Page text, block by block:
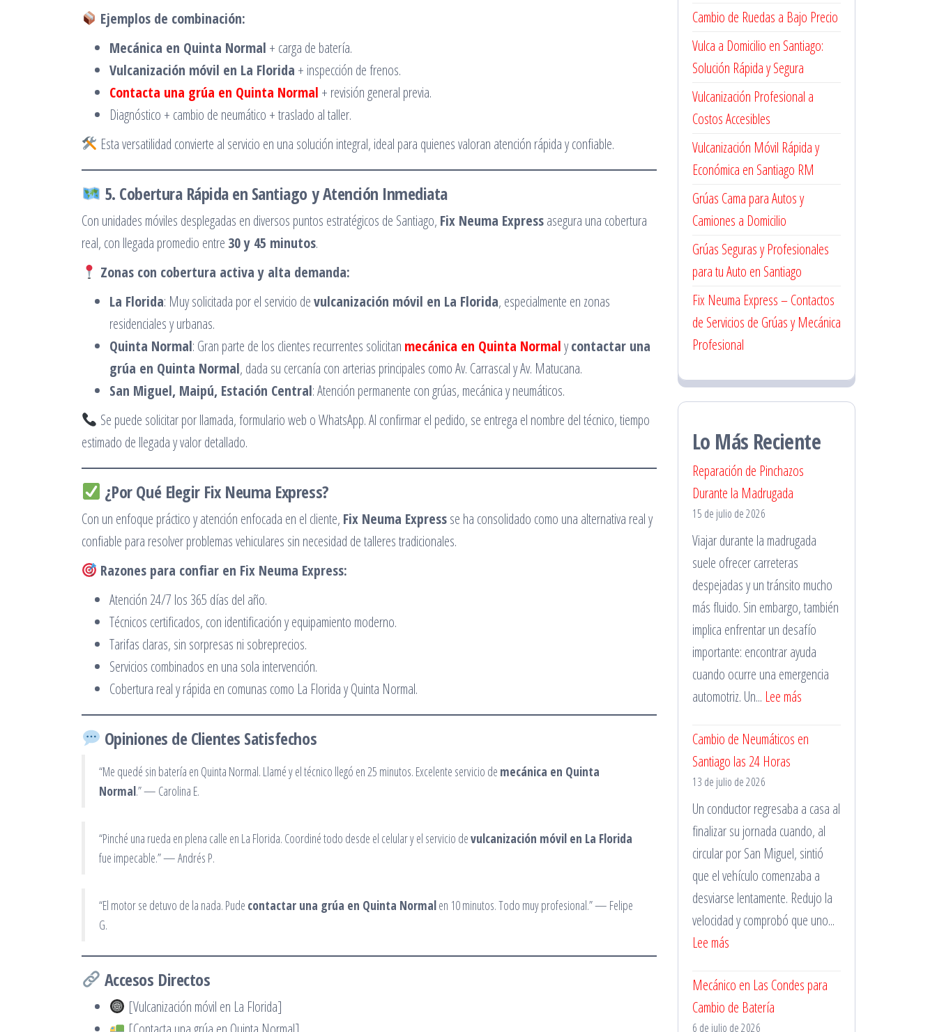
Ejemplos de combinación:
Mecánica en Quinta Normal + carga de batería.
Vulcanización móvil en La Florida + inspección de frenos.
Contacta una grúa en Quinta Normal + revisión general previa.
Diagnóstico + cambio de neumático + traslado al taller.
Esta versatilidad convierte al servicio en una solución integral, ideal para quienes valoran atención rápida y confiable.
5. Cobertura Rápida en Santiago y Atención Inmediata
Con unidades móviles desplegadas en diversos puntos estratégicos de Santiago, Fix Neuma Expressasegura una cobertura
real, con llegada promedio entre 30 y 45 minutos.
Zonas con cobertura activa y alta demanda:
La Florida: Muy solicitada por el servicio devulcanización móvil en La Florida, especialmente en zonas
residenciales y urbanas.
Quinta Normal: Gran parte de los clientes recurrentes solicitan mecánica en Quinta Normalycontactar una
grúa en Quinta Normal, dada su cercanía con arterias principales como Av. Carrascal y Av. Matucana.
San Miguel, Maipú, Estación Central: Atención permanente con grúas, mecánica y neumáticos.
Se puede solicitar por llamada, formulario web o WhatsApp. Al confirmar el pedido, se entrega el nombre del técnico, tiempo
estimado de llegada y valor detallado.
¿Por Qué Elegir Fix Neuma Express?
Con un enfoque práctico y atención enfocada en el cliente, Fix Neuma Expressse ha consolidado como una alternativa real y
confiable para resolver problemas vehiculares sin necesidad de talleres tradicionales.
Razones para confiar en Fix Neuma Express:
Atención 24/7 los 365 días del año.
Técnicos certificados, con identificación y equipamiento moderno.
Tarifas claras, sin sorpresas ni sobreprecios.
Servicios combinados en una sola intervención.
Cobertura real y rápida en comunas como La Florida y Quinta Normal.
Opiniones de Clientes Satisfechos
“Me quedé sin batería en Quinta Normal. Llamé y el técnico llegó en 25 minutos. Excelente servicio de mecánica en Quinta
Normal.” — Carolina E.
“Pinché una rueda en plena calle en La Florida. Coordiné todo desde el celular y el servicio devulcanización móvil en La Florida
fue impecable.” — Andrés P.
“El motor se detuvo de la nada. Pude contactar una grúa en Quinta Normalen 10 minutos. Todo muy profesional.” — Felipe
G.
Accesos Directos
[Vulcanización móvil en La Florida]
Cambio de Ruedas a Bajo Precio
Vulca a Domicilio en Santiago:
Solución Rápida y Segura
Vulcanización Profesional a
Costos Accesibles
Vulcanización Móvil Rápida y
Económica en Santiago RM
Grúas Cama para Autos y
Camiones a Domicilio
Grúas Seguras y Profesionales
para tu Auto en Santiago
Fix Neuma Express – Contactos
de Servicios de Grúas y Mecánica
Profesional
Lo Más Reciente
Reparación de Pinchazos
Durante la Madrugada
15 de julio de 2026
Viajar durante la madrugada
suele ofrecer carreteras
despejadas y un tránsito mucho
más fluido. Sin embargo, también
implica enfrentar un desafío
importante: encontrar ayuda
cuando ocurre una emergencia
automotriz. Un... Lee más
de
la
Madrugada
Cambio de Neumáticos en
Santiago las 24 Horas
13 de julio de 2026
Un conductor regresaba a casa al
finalizar su jornada cuando, al
circular por San Miguel, sintió
que el vehículo comenzaba a
desviarse lentamente. Redujo la
velocidad y comprobó que uno...
Lee más
de
Neumáticos
Mecánico en Las Condes para
Cambio de Batería
6 de julio de 2026